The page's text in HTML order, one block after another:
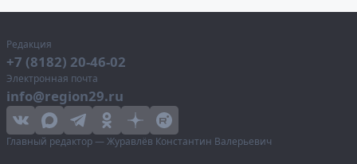
Редакция
+7 (8182) 20-46-02
Электронная почта
info@region29.ru
Главный редактор — Журавлёв Константин Валерьевич